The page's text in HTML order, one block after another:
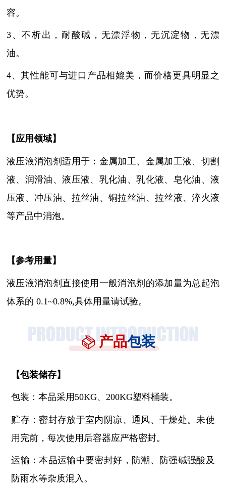
容。
3、不析出，耐酸碱，无漂浮物，无沉淀物，无漂
油。
4、其性能可与进口产品相媲美，而价格更具明显之
优势。
【应用领域】
液压液消泡剂适用于： 金属加工、金属加工液、切割
液、润滑油、液压液、乳化油、乳化液、皂化油、液
压液、冲压油、拉丝油、铜拉丝油、拉丝液、淬火液
等产品中消泡。
【参考用量】
液压液消泡剂直接使用一般消泡剂的添加量为总起泡
体系的 0.1~0.8%,具体用量请试验。
产品包装
【包装储存】
包装：本品采用 50KG、200KG塑料桶装。
贮存：密封存放于室内阴凉、通风、干燥处。未使
用完前，每次使用后容器应严格密封。
运输：本品运输中要密封好，防潮、防强碱强酸及
防雨水等杂质混入。